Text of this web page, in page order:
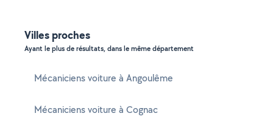
Villes proches
Ayant le plus de résultats, dans le même département
Mécaniciens voiture à Angoulême
Mécaniciens voiture à Cognac